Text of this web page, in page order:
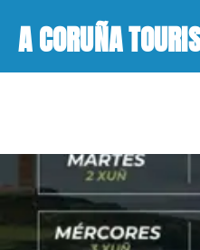
A CORUÑA